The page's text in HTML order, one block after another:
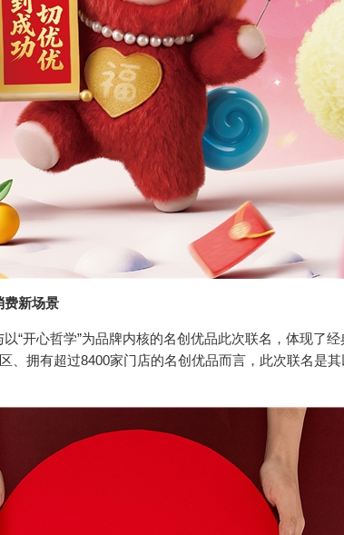
费新场景
开心哲学”为品牌内核的名创优品此次联名，体现了经
、拥有超过8400家门店的名创优品而言，此次联名是